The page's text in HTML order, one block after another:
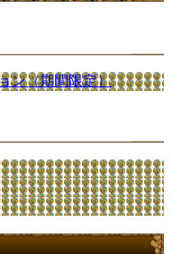
ン（期間限定）